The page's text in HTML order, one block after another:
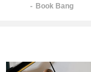
Book Bang